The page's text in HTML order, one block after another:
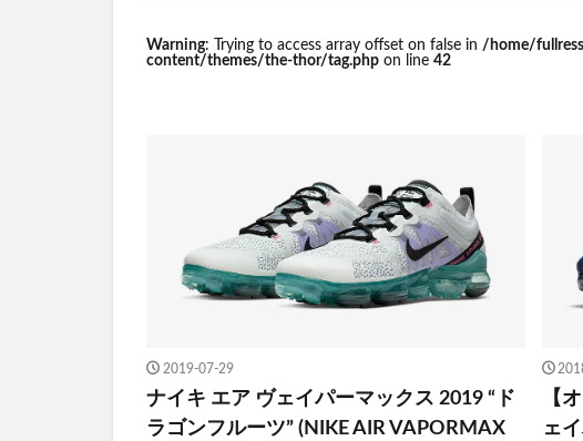
Warning: Trying to access array offset on false in /home/
content/themes/the-thor/tag.php on line 42
2019-07-29
ナイキ エア ヴェイパーマックス 2019 “ド
ラゴンフルーツ” (NIKE AIR VAPORMAX
【
ェ